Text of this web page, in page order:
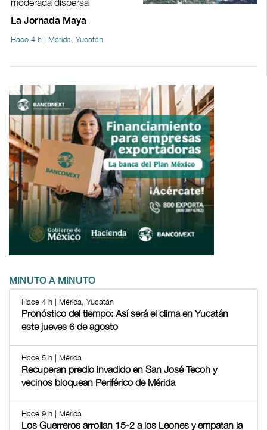
La Jornada Maya
Hace 4 h | Mérida, Yucatán
MINUTO A MINUTO
Hace 4 h | Mérida, Yucatán
Pronóstico del tiempo: Así será el clima en Yucatán
este jueves 6 de agosto
Hace 5 h | Mérida
Recuperan predio invadido en San José Tecoh y
vecinos bloquean Periférico de Mérida
Hace 9 h | Mérida
Los Guerreros arrollan 15-2 a los Leones y empatan la